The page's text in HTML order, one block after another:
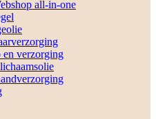
all-in-one
en verzorging